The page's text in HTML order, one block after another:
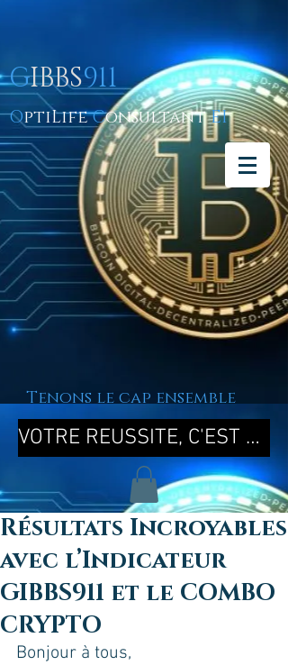
GIBBS911
OptiLifeConsultantEI
Tenons le cap ensemble
VOTRE REUSSITE, C'EST MA REUSSITE !
Résultats Incroyables
avec l’Indicateur
GIBBS911 et le COMBO
CRYPTO
Bonjour à tous,